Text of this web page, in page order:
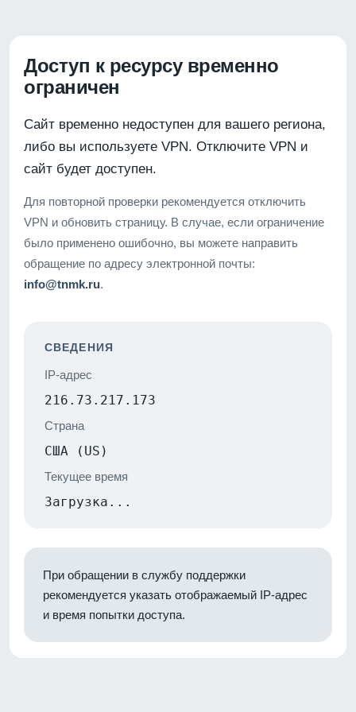
Доступ к ресурсу временно
ограничен
Сайт временно недоступен для вашего региона,
либо вы используете VPN. Отключите VPN и
сайт будет доступен.
Для повторной проверки рекомендуется отключить
VPN и обновить страницу. В случае, если ограничение
было применено ошибочно, вы можете направить
обращение по адресу электронной почты:
info@tnmk.ru.
СВЕДЕНИЯ
IP-адрес
216.73.217.173
Страна
США (US)
Текущее время
Загрузка...
При обращении в службу поддержки
рекомендуется указать отображаемый IP-адрес
и время попытки доступа.